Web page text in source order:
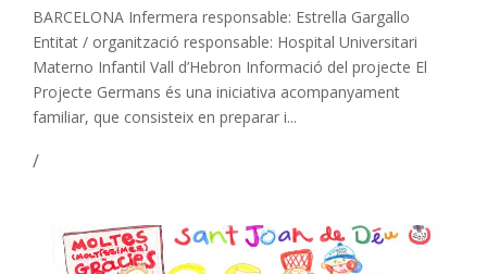
BARCELONA Infermera responsable: Estrella Gargallo
Entitat / organització responsable: Hospital Universitari
Materno Infantil Vall d’Hebron Informació del projecte El
Projecte Germans és una iniciativa acompanyament
familiar, que consisteix en preparar i...